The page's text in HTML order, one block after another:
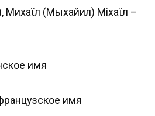
Михаϊл (Мыхайил) Мiхаϊл –
имя
имя